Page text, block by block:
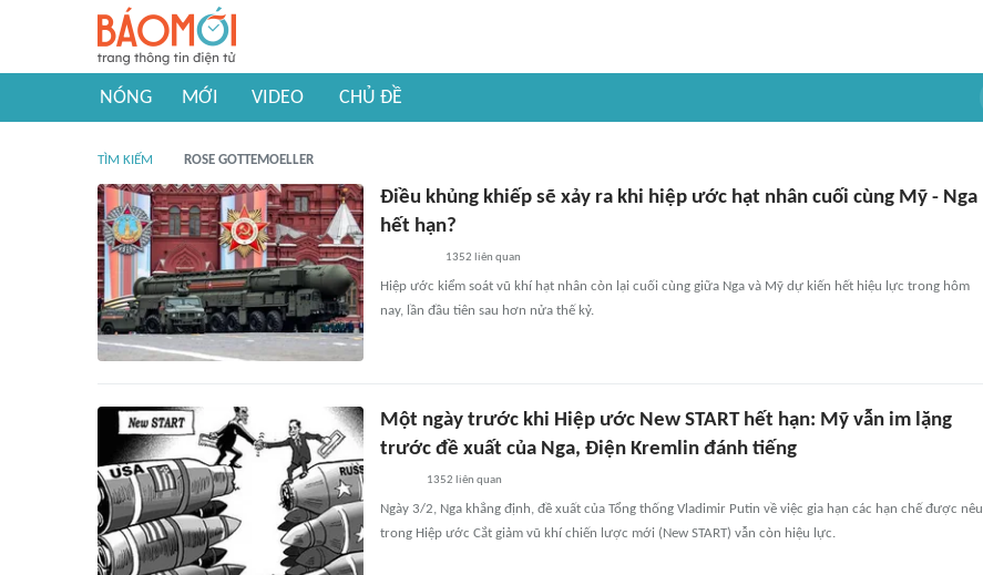
NÓNG MỚI VIDEO CHỦ ĐỀ
TÌM KIẾM ROSE GOTTEMOELLER
Điều khủng khiếp sẽ xảy ra khi hiệp ước hạt nhân cuối cùng Mỹ - Nga
hết hạn?
1352 liên quan
Hiệp ước kiểm soát vũ khí hạt nhân còn lại cuối cùng giữa Nga và Mỹ dự kiến hết hiệu lực trong hôm
nay, lần đầu tiên sau hơn nửa thế kỷ.
Một ngày trước khi Hiệp ước New START hết hạn: Mỹ vẫn im lặng
trước đề xuất của Nga, Điện Kremlin đánh tiếng
1352 liên quan
Ngày 3/2, Nga khẳng định, đề xuất của Tổng thống Vladimir Putin về việc gia hạn các hạn chế được nêu
trong Hiệp ước Cắt giảm vũ khí chiến lược mới (New START) vẫn còn hiệu lực.